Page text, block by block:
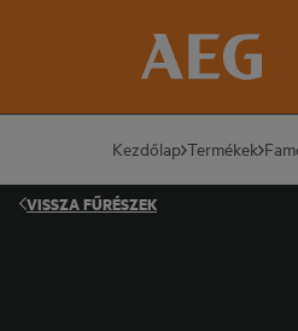
Kezdőlap Termékek
VISSZAFŰRÉSZEK